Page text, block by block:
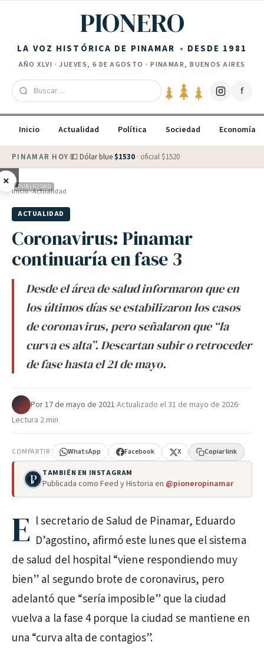
PIONERO
LA VOZ HISTÓRICA DE PINAMAR DESDE 1981
AÑOXLVI ·JUEVES, 6 DE AGOSTO · PINAMAR, BUENOS AIRES
f
Inicio Actualidad Política Sociedad Economía
PINAMAR HOY·💵 Dólar blue $1530 · oficial $1520
× PUBLICIDAD
Inicio›Actualidad
ACTUALIDAD
Coronavirus: Pinamar
continuaría en fase 3
Desde el área de salud informaron que en
los últimos días se estabilizaron los casos
de coronavirus, pero señalaron que “la
curva es alta”. Descartan subir o retroceder
de fase hasta el 21 de mayo.
Por·17 de mayo de 2021·Actualizado el31 de mayo de 2026·
Lectura 2 min
COMPARTIR WhatsApp Facebook X Copiar link
TAMBIÉN EN INSTAGRAM
Publicada como Feed y Historia en @pioneropinamar
E l secretario de Salud de Pinamar, Eduardo
D’agostino, afirmó este lunes que el sistema
de salud del hospital “viene respondiendo muy
bien” al segundo brote de coronavirus, pero
adelantó que “sería imposible” que la ciudad
vuelva a la fase 4 porque la ciudad se mantiene en
una “curva alta de contagios”.